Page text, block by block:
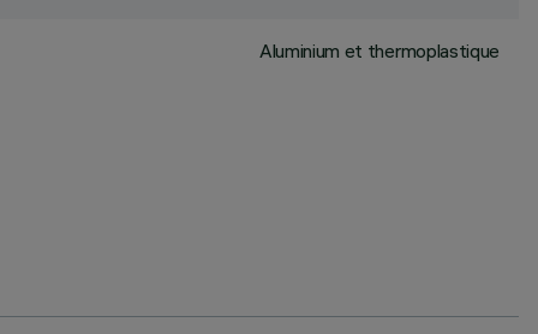
Aluminium et thermoplastique